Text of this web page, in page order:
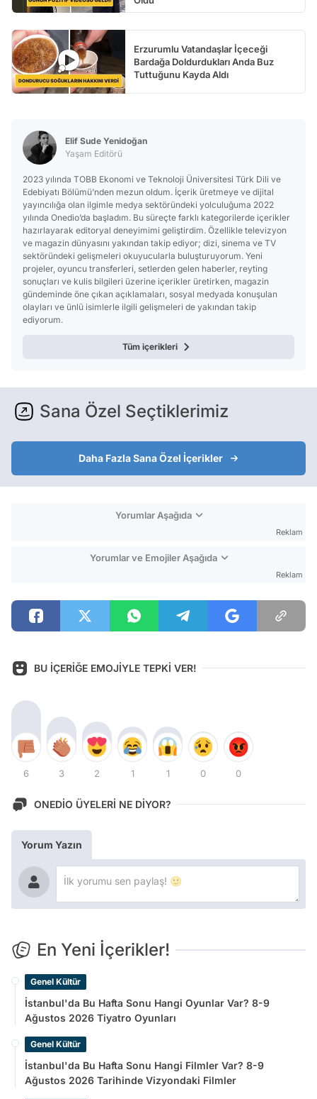
Erzurumlu Vatandaşlar İçeceği
Bardağa Doldurdukları Anda Buz
Tuttuğunu Kayda Aldı
Elif Sude Yenidoğan
Yaşam Editörü
2023 yılında TOBB Ekonomi ve Teknoloji Üniversitesi Türk Dili ve
Edebiyatı Bölümü’nden mezun oldum. İçerik üretmeye ve dijital
yayıncılığa olan ilgimle medya sektöründeki yolculuğuma 2022
yılında Onedio’da başladım. Bu süreçte farklı kategorilerde içerikler
hazırlayarak editoryal deneyimimi geliştirdim. Özellikle televizyon
ve magazin dünyasını yakından takip ediyor; dizi, sinema ve TV
sektöründeki gelişmeleri okuyucularla buluşturuyorum. Yeni
projeler, oyuncu transferleri, setlerden gelen haberler, reyting
sonuçları ve kulis bilgileri üzerine içerikler üretirken, magazin
gündeminde öne çıkan açıklamaları, sosyal medyada konuşulan
olayları ve ünlü isimlerle ilgili gelişmeleri de yakından takip
ediyorum.
Tüm içerikleri
Sana Özel Seçtiklerimiz
Daha Fazla Sana Özel İçerikler
Yorumlar Aşağıda
Reklam
Yorumlar ve Emojiler Aşağıda
Reklam
BU İÇERİĞE EMOJİYLE TEPKİ VER!
6 3 2 1 1 0 0
ONEDİO ÜYELERİ NE DİYOR?
Yorum Yazın
En Yeni İçerikler!
Genel Kültür
İstanbul'da Bu Hafta Sonu Hangi Oyunlar Var? 8-9
Ağustos 2026 Tiyatro Oyunları
Genel Kültür
İstanbul'da Bu Hafta Sonu Hangi Filmler Var? 8-9
Ağustos 2026 Tarihinde Vizyondaki Filmler